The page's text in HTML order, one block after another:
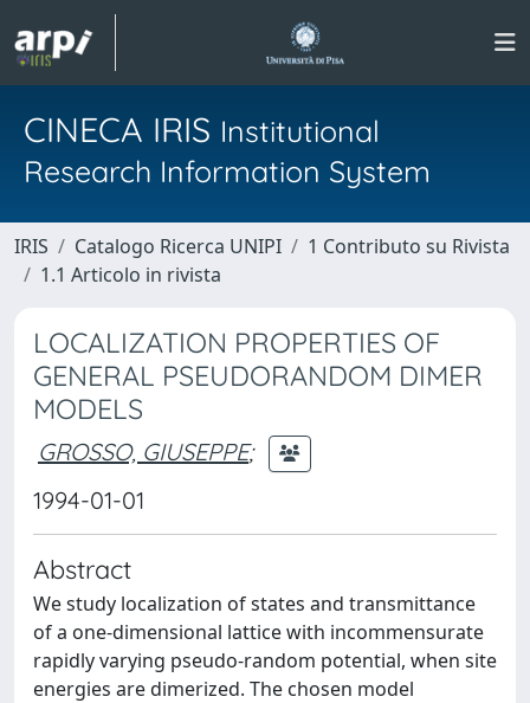
CINECA IRIS Institutional
Research Information System
IRIS Catalogo Ricerca UNIPI
1 Contributo su Rivista
1.1 Articolo in rivista
LOCALIZATION PROPERTIES OF
GENERAL PSEUDORANDOM DIMER
MODELS
GROSSO, GIUSEPPE;
1994-01-01
Abstract
We study localization of states and transmittance
of a one-dimensional lattice with incommensurate
rapidly varying pseudo-random potential, when site
energies are dimerized. The chosen model